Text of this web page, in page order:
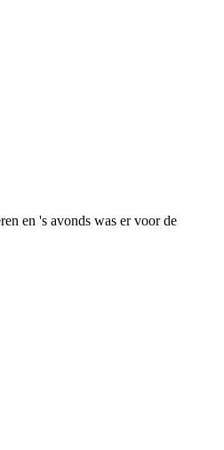
en 's avonds was er voor de